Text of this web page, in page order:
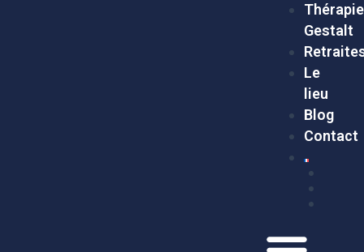
Gestalt
Le
lieu
Blog
Contact